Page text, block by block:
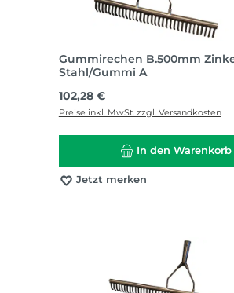
Gummirechen B.500mm
Stahl/Gummi A
Regulärer Preis:
102,28 €
Preise inkl. MwSt. zzgl. Versandkosten
In den Warenkorb
Jetzt merken